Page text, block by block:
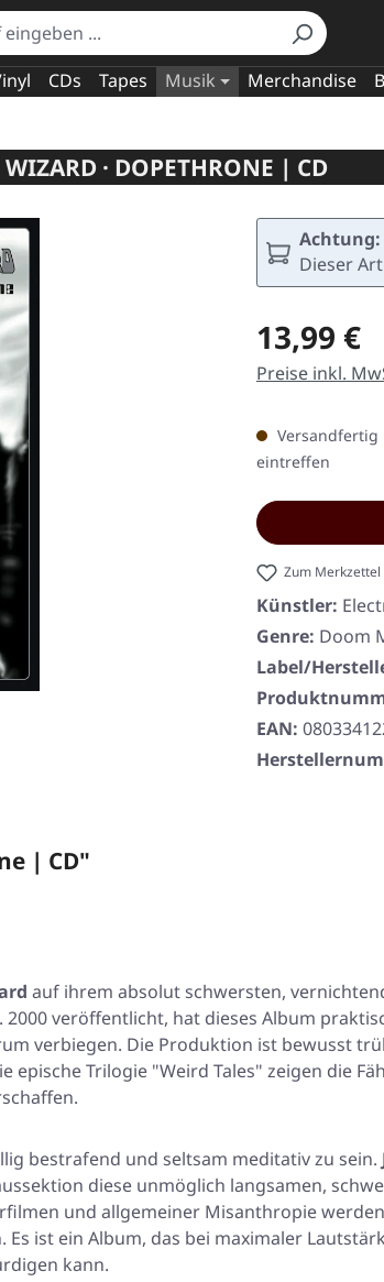
CDs Tapes Musik Merchandise
WIZARD · DOPETHRONE | CD
Dieser
Regulärer Preis:
13,99 €
Preise inkl.
Versandfertig
eintreffen
Zum
Künstler:
Genre: Doom
Label/
EAN:
| CD"
auf ihrem absolut schwersten,
veröffentlicht, hat dieses Album
verbiegen. Die Produktion ist bewusst
epische Trilogie "Weird Tales" zeigen die
bestrafend und seltsam meditativ zu sein.
diese unmöglich langsamen,
und allgemeiner Misanthropie
ist ein Album, das bei maximaler
kann.